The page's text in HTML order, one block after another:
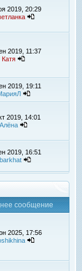
2019, 20:29
2019, 11:37
Катя
2019, 19:11
2019, 14:01
Алёна
2019, 16:51
сообщение
2025, 17:56